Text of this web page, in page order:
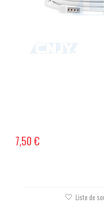
7,50 €
Liste de